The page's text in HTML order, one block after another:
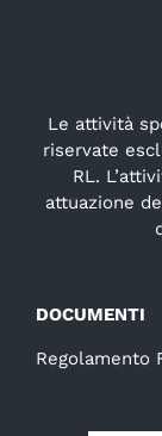
Le attività
riservate
RL.
attuazione
DOCUMENTI
Regolamento